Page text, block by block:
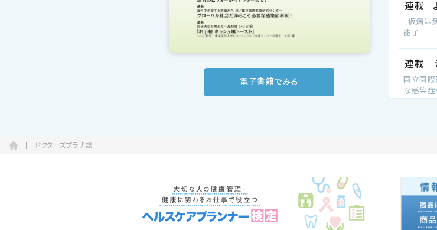
電子書籍でみる
連載
「仮病は
能子
連載
国立国際
な感染症
健康イ
学・
「山梨
ドクターズプラザ誌